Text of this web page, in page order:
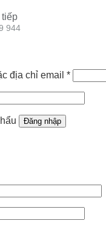
944
địa chỉ email *
Đăng nhập